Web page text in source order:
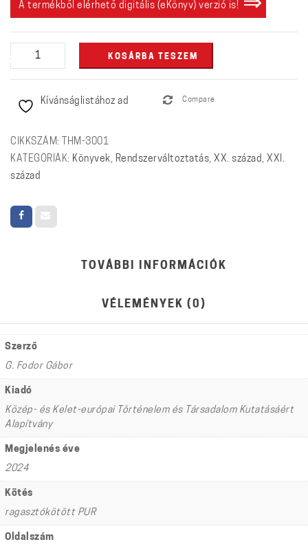
A termékből elérhető digitális (eKönyv) verzió is!
Orbán
kontra
mennyiség
KOSÁRBA TESZEM
Kívánságlistához ad Compare
CIKKSZÁM: THM-3001
KATEGÓRIÁK: Könyvek, Rendszerváltoztatás, XX. század, XXI.
század
TOVÁBBI INFORMÁCIÓK
VÉLEMÉNYEK (0)
Szerző
G. Fodor Gábor
Kiadó
Közép- és Kelet-európai Történelem és Társadalom Kutatásáért
Alapítvány
Megjelenés éve
2024
Kötés
ragasztókötött PUR
Oldalszám